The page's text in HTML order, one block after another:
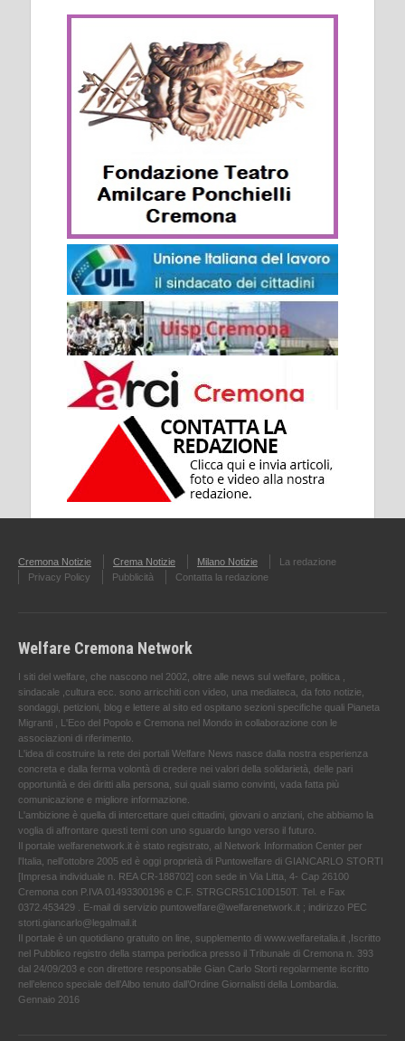
Cremona Notizie Crema Notizie Milano Notizie
La redazione
Privacy Policy
Pubblicità Contatta la redazione
Welfare Cremona Network
I siti del welfare, che nascono nel 2002, oltre alle news sul welfare, politica ,
sindacale ,cultura ecc. sono arricchiti con video, una mediateca, da foto notizie,
sondaggi, petizioni, blog e lettere al sito ed ospitano sezioni specifiche quali Pianeta
Migranti , L'Eco del Popolo e Cremona nel Mondo in collaborazione con le
associazioni di riferimento.
L'idea di costruire la rete dei portali Welfare News nasce dalla nostra esperienza
concreta e dalla ferma volontà di credere nei valori della solidarietà, delle pari
opportunità e dei diritti alla persona, sui quali siamo convinti, vada fatta più
comunicazione e migliore informazione.
L'ambizione è quella di intercettare quei cittadini, giovani o anziani, che abbiamo la
voglia di affrontare questi temi con uno sguardo lungo verso il futuro.
Il portale welfarenetwork.it è stato registrato, al Network Information Center per
l'Italia, nell’ottobre 2005 ed è oggi proprietà di Puntowelfare di GIANCARLO STORTI
[Impresa individuale n. REA CR-188702] con sede in Via Litta, 4- Cap 26100
Cremona con P.IVA 01493300196 e C.F. STRGCR51C10D150T. Tel. e Fax
0372.453429 . E-mail di servizio puntowelfare@welfarenetwork.it ; indirizzo PEC
storti.giancarlo@legalmail.it
Il portale è un quotidiano gratuito on line, supplemento di www.welfareitalia.it ,Iscritto
nel Pubblico registro della stampa periodica presso il Tribunale di Cremona n. 393
dal 24/09/203 e con direttore responsabile Gian Carlo Storti regolarmente iscritto
nell’elenco speciale dell’Albo tenuto dall’Ordine Giornalisti della Lombardia.
Gennaio 2016